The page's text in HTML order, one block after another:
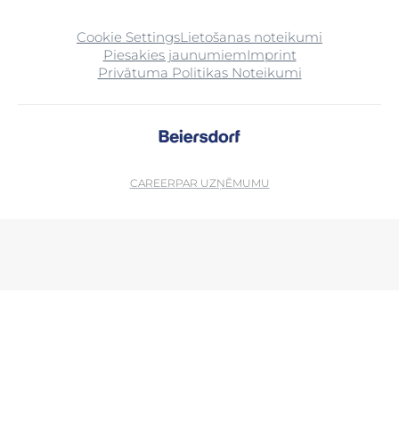
Cookie SettingsLietošanas noteikumi
Piesakies jaunumiemImprint
Privātuma Politikas Noteikumi
CAREERPAR UZŅĒMUMU